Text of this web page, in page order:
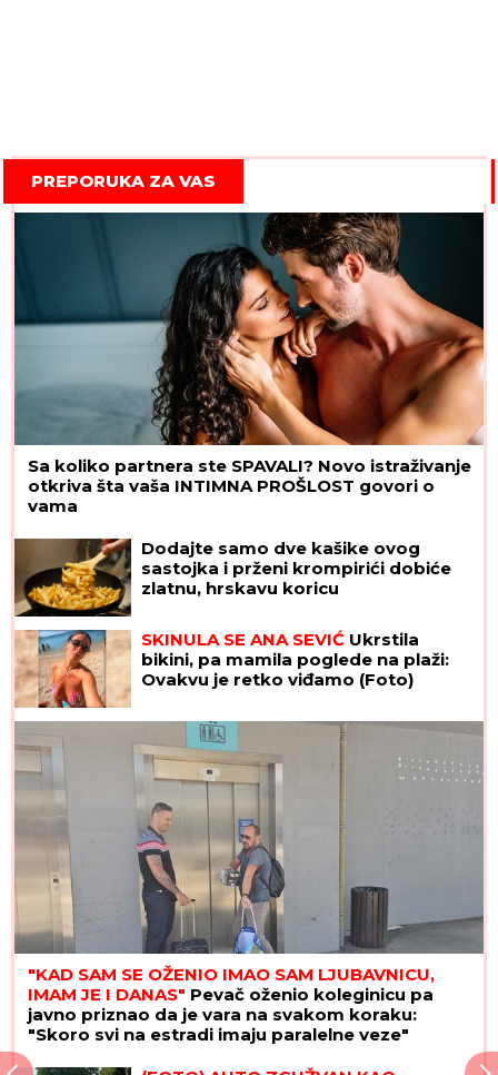
PREPORUKA ZA VAS
Sa koliko partnera ste SPAVALI? Novo istraživanje
otkriva šta vaša INTIMNA PROŠLOST govori o
vama
Dodajte samo dve kašike ovog
sastojka i prženi krompirići dobiće
zlatnu, hrskavu koricu
SKINULA SE ANA SEVIĆ Ukrstila
bikini, pa mamila poglede na plaži:
Ovakvu je retko viđamo (Foto)
"KAD SAM SE OŽENIO IMAO SAM LJUBAVNICU,
IMAM JE I DANAS" Pevač oženio koleginicu pa
javno priznao da je vara na svakom koraku:
"Skoro svi na estradi imaju paralelne veze"